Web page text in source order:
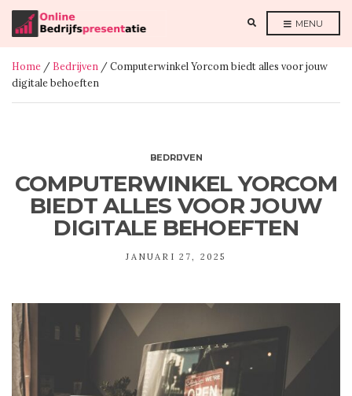
A
D
MENU
Home / Bedrijven / Computerwinkel Yorcom biedt alles voor jouw
digitale behoeften
BEDRIJVEN
COMPUTERWINKEL YORCOM
BIEDT ALLES VOOR JOUW
DIGITALE BEHOEFTEN
JANUARI 27, 2025